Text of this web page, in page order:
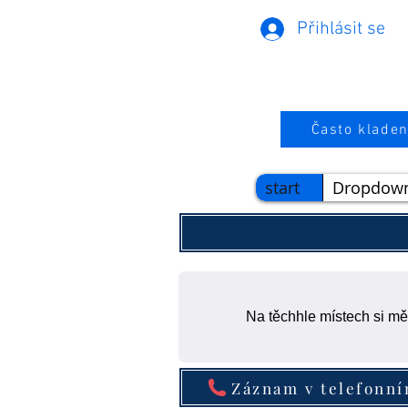
Přihlásit se
Často
start
Na těchhle místech si
Záznam v